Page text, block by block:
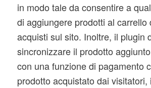
in modo tale da consentire a
di aggiungere prodotti al carrello
acquisti sul sito. Inoltre, il plugin
sincronizzare il prodotto
con una funzione di pagamento
prodotto acquistato dai visitatori,